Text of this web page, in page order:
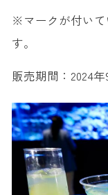
※マークが付いて
す。
販売期間：2024